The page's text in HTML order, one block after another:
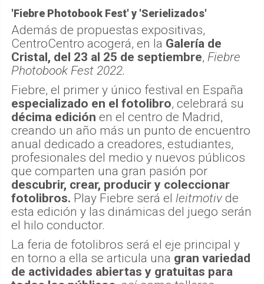
'Fiebre Photobook Fest' y 'Serielizados'
Además de propuestas expositivas,
CentroCentro acogerá, en la Galería de
Cristal, del 23 al 25 de septiembre, Fiebre
Photobook Fest 2022.
Fiebre, el primer y único festival en España
especializado en el fotolibro, celebrará su
décima edición en el centro de Madrid,
creando un año más un punto de encuentro
anual dedicado a creadores, estudiantes,
profesionales del medio y nuevos públicos
que comparten una gran pasión por
descubrir, crear, producir y coleccionar
fotolibros. Play Fiebre será el leitmotiv de
esta edición y las dinámicas del juego serán
el hilo conductor.
La feria de fotolibros será el eje principal y
en torno a ella se articula una gran variedad
de actividades abiertas y gratuitas para